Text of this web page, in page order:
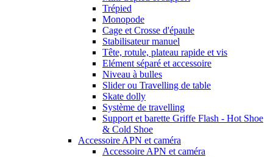
Trépied
Monopode
Cage et Crosse d'épaule
Stabilisateur manuel
Tête, rotule, plateau rapide et vis
Elément séparé et accessoire
Niveau à bulles
Slider ou Travelling de table
Skate dolly
Système de travelling
Support et barette Griffe Flash - Hot Shoe
& Cold Shoe
Accessoire APN et caméra
Accessoire APN et caméra